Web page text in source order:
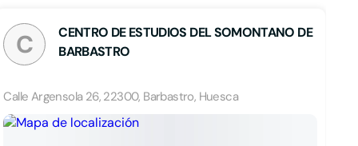
C
CENTRO DE ESTUDIOS DEL SOMONTANO DE
BARBASTRO
Calle Argensola 26, 22300, Barbastro, Huesca